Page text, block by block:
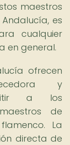
maestros
es
cualquier
en general.
ofrecen
y
a los
de
La
directa de